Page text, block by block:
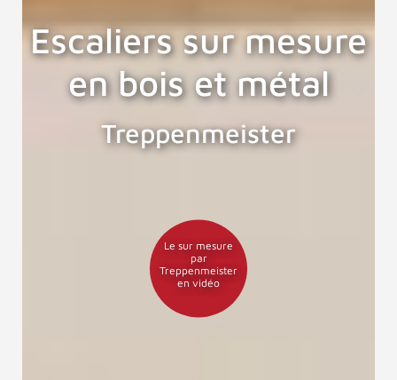
Escaliers sur mesure
en bois et métal
Treppenmeister
Le sur mesure
par
Treppenmeister
en vidéo